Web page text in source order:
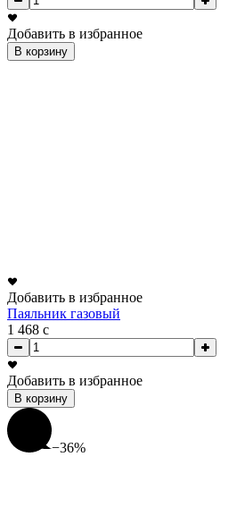
Добавить в избранное
В корзину
Добавить в избранное
Паяльник газовый
1 468 c
Добавить в избранное
В корзину
−36%